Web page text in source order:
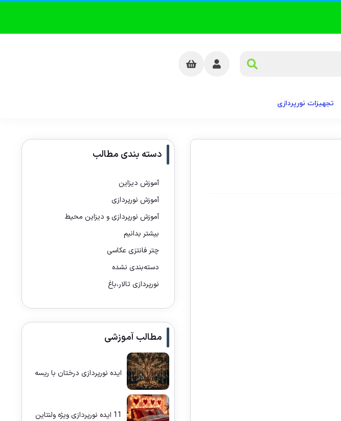
تجهیزات نورپردازی
دسته بندی مطالب
آموزش دیزاین
آموزش نورپردازی
آموزش نورپردازی و دیزاین محیط
بیشتر بدانیم
چتر فانتزی عکاسی
دسته‌بندی نشده
نورپردازی تالار،باغ
مطالب آموزشی
ایده نورپردازی درختان با ریسه
11 ایده نورپردازی ویژه ولنتاین